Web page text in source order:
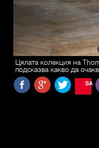
Цялата колекция на
подсказва какво да
SAVE